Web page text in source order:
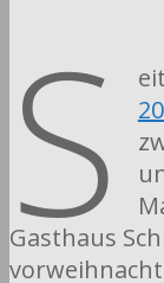
S
Gasthaus